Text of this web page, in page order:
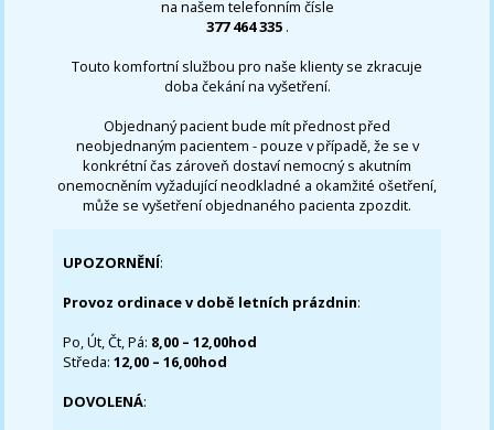
na našem telefonním čísle
377 464 335 .
Touto komfortní službou pro naše klienty se zkracuje
doba čekání na vyšetření.
Objednaný pacient bude mít přednost před
neobjednaným pacientem - pouze v případě, že se v
konkrétní čas zároveň dostaví nemocný s akutním
onemocněním vyžadující neodkladné a okamžité ošetření,
může se vyšetření objednaného pacienta zpozdit.
UPOZORNĚNÍ:
Provoz ordinace v době letních prázdnin:
Po, Út, Čt, Pá: 8,00 – 12,00hod
Středa:12,00 – 16,00hod
DOVOLENÁ: